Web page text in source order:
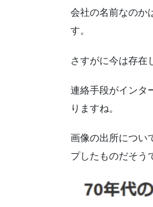
会社の名前なのか
す。
さすがに今は存在
連絡手段がインタ
りますね。
画像の出所につい
プしたものだそう